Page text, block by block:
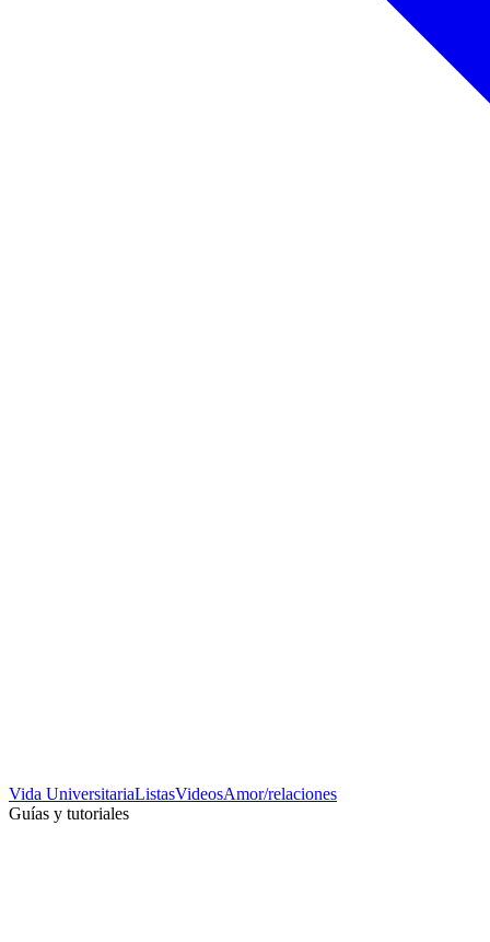
Vida UniversitariaListasVideosAmor/relaciones
Guías y tutoriales